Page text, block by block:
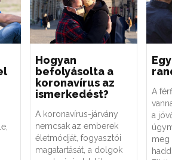
Hogyan
befolyásolta a
koronavírus az
ismerkedést?
A koronavírus-járvány
nemcsak az emberek
életmódját, fogyasztói
magatartását, a dolgok
A
a
meg